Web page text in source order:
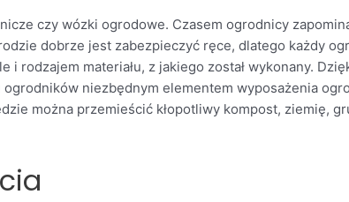
czy wózki ogrodowe. Czasem ogrodnicy
dobrze jest zabezpieczyć ręce, dlatego każdy
rodzajem materiału, z jakiego został wykonany.
niezbędnym elementem wyposażenia
można przemieścić kłopotliwy kompost, ziemię,